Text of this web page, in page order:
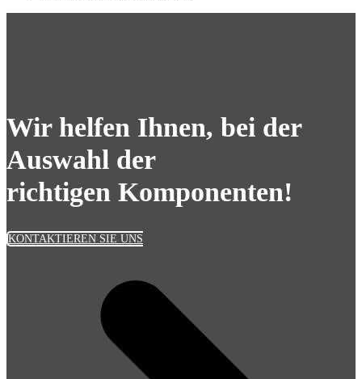
Wir helfen Ihnen, bei der
Auswahl der
richtigen Komponenten!
KONTAKTIEREN SIE UNS